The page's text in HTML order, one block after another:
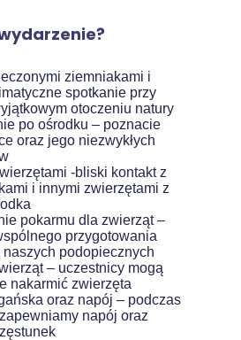
ziemniakami i
spotkanie przy
otoczeniu natury
po ośrodku – poznacie
oraz jego niezwykłych
-bliski kontakt z
i innymi zwierzętami z
pokarmu dla zwierząt –
przygotowania
podopiecznych
– uczestnicy mogą
nakarmić zwierzęta
oraz napój – podczas
napój oraz